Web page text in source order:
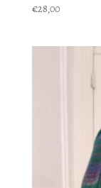
€28,00